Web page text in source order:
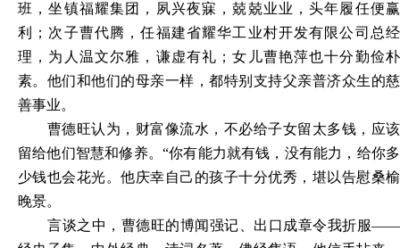
班，坐镇福耀集团，夙兴夜寐，兢兢业业，头年履任便赢
利；次子曹代腾，任福建省耀华工业村开发有限公司总经
理，为人温文尔雅，谦虚有礼；女儿曹艳萍也十分勤俭朴
素。他们和他们的母亲一样，都特别支持父亲普济众生的慈
善事业。
曹德旺认为，财富像流水，不必给子女留太多钱，应该
留给他们智慧和修养。 “你有能力就有钱，没有能力，给你多
少钱也会花光。他庆幸自己的孩子十分优秀，堪以告慰桑榆
晚景。
言谈之中，曹德旺的博闻强记、出口成章令我折服——